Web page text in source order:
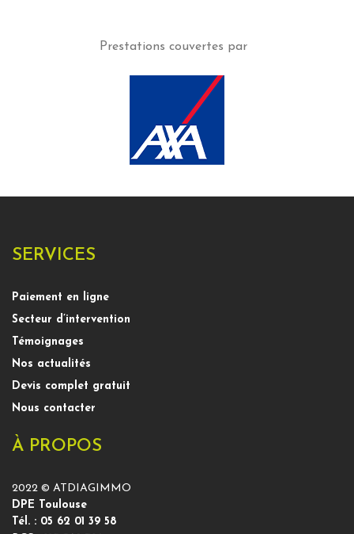
Prestations couvertes par
SERVICES
Paiement en ligne
Secteur d’intervention
Témoignages
Nos actualités
Devis complet gratuit
Nous contacter
À PROPOS
2022 © ATDIAGIMMO
DPE Toulouse
Tél. : 05 62 01 39 58